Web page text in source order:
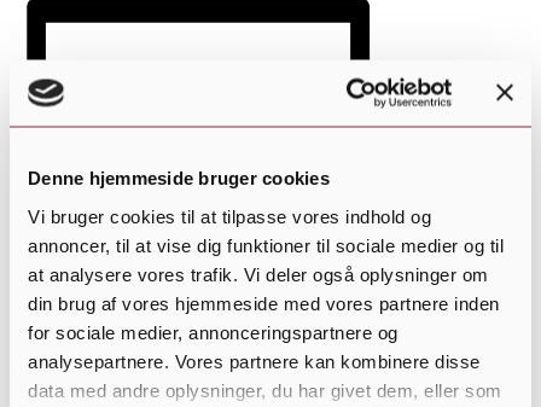
Denne hjemmeside bruger cookies
Vi bruger cookies til at tilpasse vores indhold og
annoncer, til at vise dig funktioner til sociale medier og til
at analysere vores trafik. Vi deler også oplysninger om
din brug af vores hjemmeside med vores partnere inden
for sociale medier, annonceringspartnere og
analysepartnere. Vores partnere kan kombinere disse
data med andre oplysninger, du har givet dem, eller som
Tilføj til kalender